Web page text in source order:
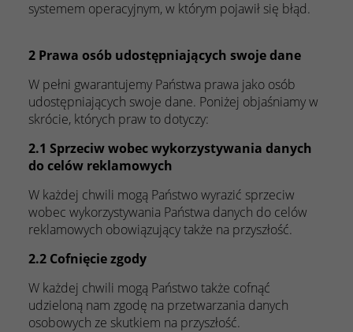
systemem operacyjnym, w którym pojawił się błąd.
2 Prawa osób udostępniających swoje dane
W pełni gwarantujemy Państwa prawa jako osób
udostępniających swoje dane. Poniżej objaśniamy w
skrócie, których praw to dotyczy:
2.1 Sprzeciw wobec wykorzystywania danych
do celów reklamowych
W każdej chwili mogą Państwo wyrazić sprzeciw
wobec wykorzystywania Państwa danych do celów
reklamowych obowiązujący także na przyszłość.
2.2 Cofnięcie zgody
W każdej chwili mogą Państwo także cofnąć
udzieloną nam zgodę na przetwarzania danych
osobowych ze skutkiem na przyszłość.